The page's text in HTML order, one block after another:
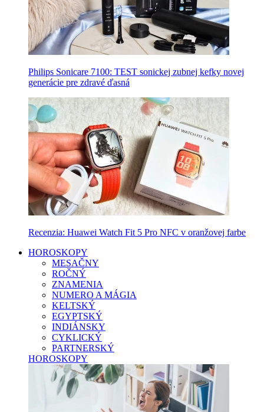
Philips Sonicare 7100: TEST sonickej zubnej kefky novej
generácie pre zdravé ďasná
Recenzia: Huawei Watch Fit 5 Pro NFC v oranžovej farbe
HOROSKOPY
MESAČNY
ROČNÝ
ZNAMENIA
NUMERO A MÁGIA
KELTSKÝ
EGYPTSKÝ
INDIÁNSKY
CYKLICKÝ
PARTNERSKÝ
HOROSKOPY